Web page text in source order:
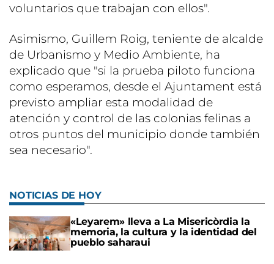
voluntarios que trabajan con ellos".
Asimismo, Guillem Roig, teniente de alcalde
de Urbanismo y Medio Ambiente, ha
explicado que "si la prueba piloto funciona
como esperamos, desde el Ajuntament está
previsto ampliar esta modalidad de
atención y control de las colonias felinas a
otros puntos del municipio donde también
sea necesario".
NOTICIAS DE HOY
«Leyarem» lleva a La Misericòrdia la
memoria, la cultura y la identidad del
pueblo saharaui